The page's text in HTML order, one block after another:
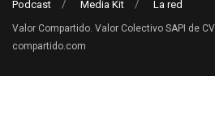
Podcast
Media Kit La red
Valor Compartido. Valor Colectivo SAPI de
compartido.com